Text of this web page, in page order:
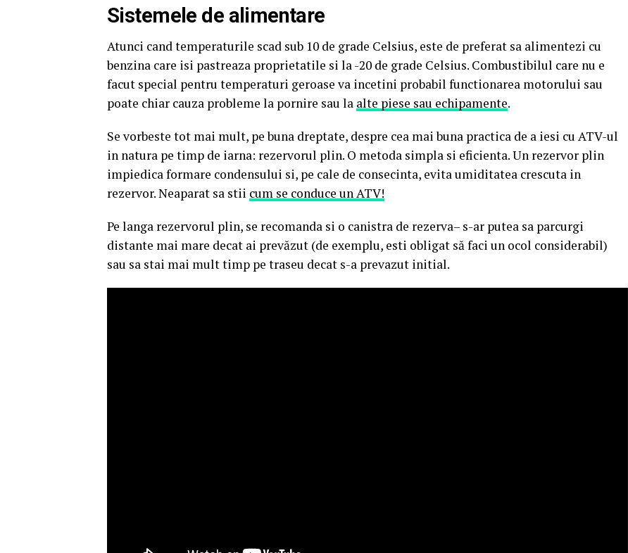
Sistemele de alimentare
Atunci cand temperaturile scad sub 10 de grade Celsius, este de preferat sa alimentezi cu
benzina care isi pastreaza proprietatile si la -20 de grade Celsius. Combustibilul care nu e
facut special pentru temperaturi geroase va incetini probabil functionarea motorului sau
poate chiar cauza probleme la pornire sau la alte piese sau echipamente.
Se vorbeste tot mai mult, pe buna dreptate, despre cea mai buna practica de a iesi cu ATV-ul
in natura pe timp de iarna: rezervorul plin. O metoda simpla si eficienta. Un rezervor plin
impiedica formare condensului si, pe cale de consecinta, evita umiditatea crescuta in
rezervor. Neaparat sa stii cum se conduce un ATV!
Pe langa rezervorul plin, se recomanda si o canistra de rezerva– s-ar putea sa parcurgi
distante mai mare decat ai prevăzut (de exemplu, esti obligat să faci un ocol considerabil)
sau sa stai mai mult timp pe traseu decat s-a prevazut initial.